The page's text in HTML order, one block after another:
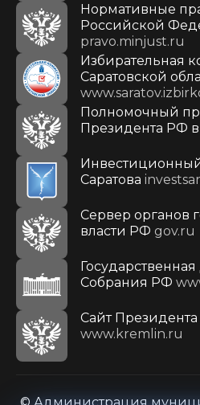
Нормативные
Российской
pravo.minjust.ru
Избирательная
Саратовской
Полномочный
Президента РФ
Саратова
Сервер органов
власти РФ gov.ru
Собрания РФ
Cайт
www.kremlin.ru